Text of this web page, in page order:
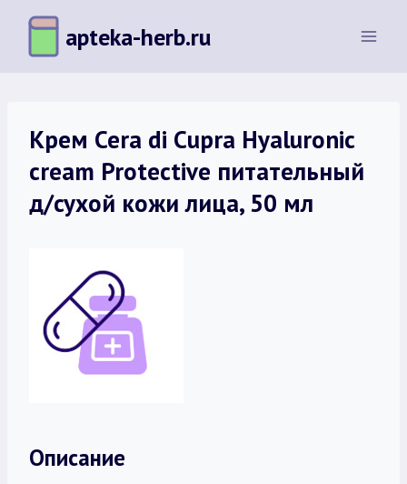
Перейти
содержимому
apteka-herb.ru
Крем Cera di Cupra Hyaluronic
cream Protective питательный
д/сухой кожи лица, 50 мл
Описание